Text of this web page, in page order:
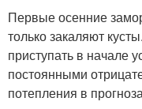
Первые осенние
только закаляют
приступать в начале
постоянными
потепления в